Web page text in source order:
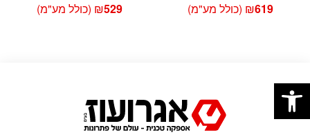
₪619 (כולל מע"מ)
₪529 (כולל מע"מ)
פתח סרגל נגישות